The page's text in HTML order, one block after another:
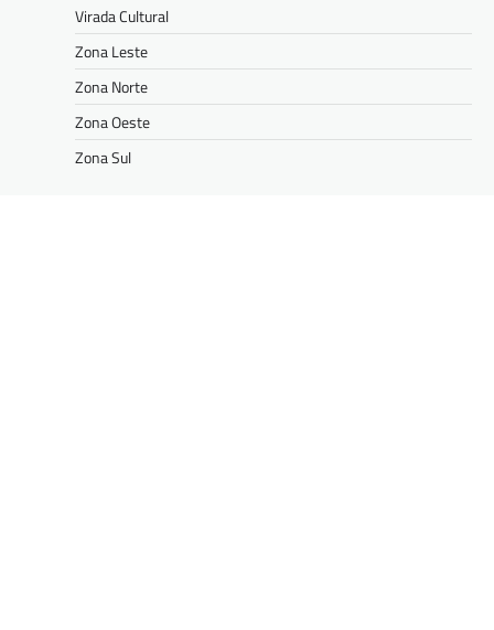
Virada Cultural
Zona Leste
Zona Norte
Zona Oeste
Zona Sul